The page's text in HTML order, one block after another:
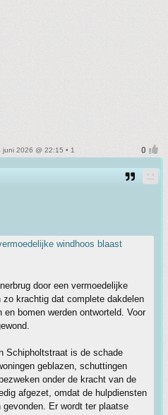
juni 2026 @ 22:15 • 1
windhoos blaast
door een vermoedelijke
krachtig dat complete dakdelen
en bomen werden ontworteld. Voor
Schipholtstraat is de schade
geblazen, schuttingen
onder de kracht van de
afgezet, omdat de hulpdiensten
Er wordt ter plaatse